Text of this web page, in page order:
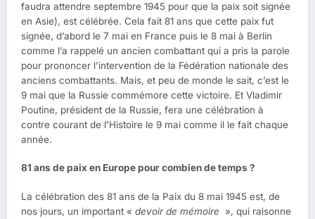
faudra attendre septembre 1945 pour que la paix soit signée
en Asie), est célébrée. Cela fait 81 ans que cette paix fut
signée, d’abord le 7 mai en France puis le 8 mai à Berlin
comme l’a rappelé un ancien combattant qui a pris la parole
pour prononcer l’intervention de la Fédération nationale des
anciens combattants. Mais, et peu de monde le sait, c’est le
9 mai que la Russie commémore cette victoire. Et Vladimir
Poutine, président de la Russie, fera une célébration à
contre courant de l’Histoire le 9 mai comme il le fait chaque
année.
81 ans de paix en Europe pour combien de temps ?
La célébration des 81 ans de la Paix du 8 mai 1945 est, de
nos jours, un important « devoir de mémoire
», qui raisonne